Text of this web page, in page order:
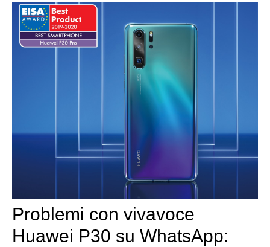
Problemi con vivavoce
Huawei P30 su WhatsApp: